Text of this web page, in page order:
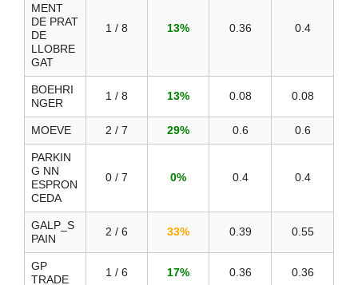
MENT
DE PRAT
DE
LLOBRE
GAT
1 / 8 13% 0.36 0.4
BOEHRI
NGER
1 / 8 13% 0.08 0.08
MOEVE 2 / 7 29% 0.6 0.6
PARKIN
G NN
ESPRON
CEDA
0 / 7 0% 0.4 0.4
GALP_S
PAIN
2 / 6 33% 0.39 0.55
GP
TRADE
1 / 6 17% 0.36 0.36